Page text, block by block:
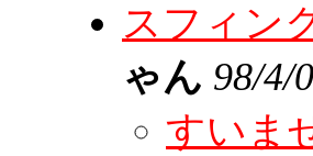
スフィン
ゃん 98/4/
すいま